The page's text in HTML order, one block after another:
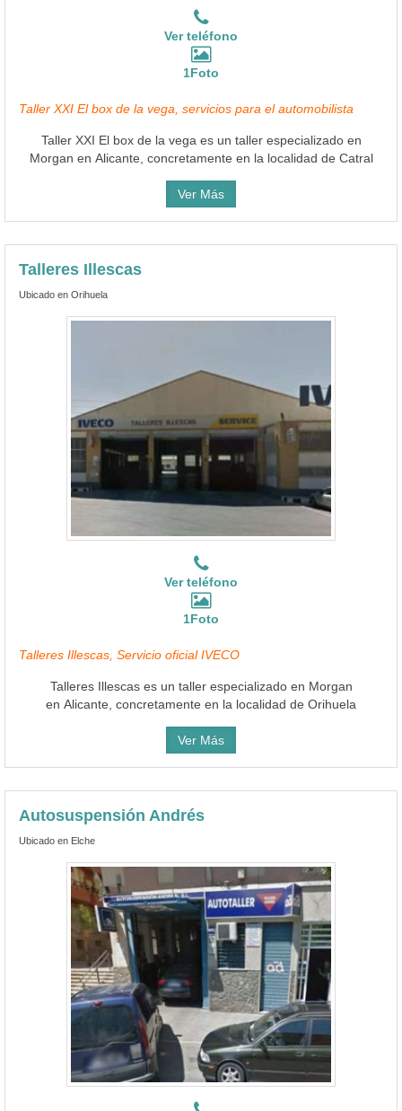
Ver teléfono
1Foto
Taller XXI El box de la vega, servicios para el automobilista
Taller XXI El box de la vega es un taller especializado en
Morgan en Alicante, concretamente en la localidad de Catral
Ver Más
Talleres Illescas
Ubicado en Orihuela
Ver teléfono
1Foto
Talleres Illescas, Servicio oficial IVECO
Talleres Illescas es un taller especializado en Morgan
en Alicante, concretamente en la localidad de Orihuela
Ver Más
Autosuspensión Andrés
Ubicado en Elche